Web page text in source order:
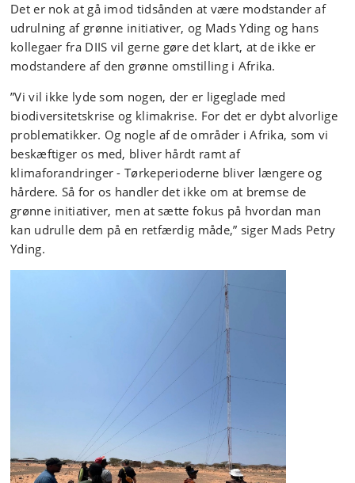
Det er nok at gå imod tidsånden at være modstander af
udrulning af grønne initiativer, og Mads Yding og hans
kollegaer fra DIIS vil gerne gøre det klart, at de ikke er
modstandere af den grønne omstilling i Afrika.
”Vi vil ikke lyde som nogen, der er ligeglade med
biodiversitetskrise og klimakrise. For det er dybt alvorlige
problematikker. Og nogle af de områder i Afrika, som vi
beskæftiger os med, bliver hårdt ramt af
klimaforandringer - Tørkeperioderne bliver længere og
hårdere. Så for os handler det ikke om at bremse de
grønne initiativer, men at sætte fokus på hvordan man
kan udrulle dem på en retfærdig måde,” siger Mads Petry
Yding.